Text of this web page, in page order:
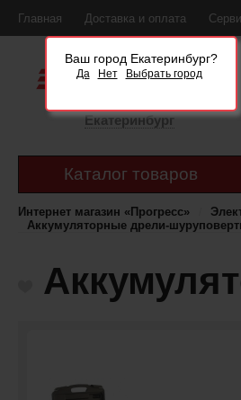
Главная Доставка и оплата
Ваш город Екатеринбург?
Да Нет Выбрать город
Екатеринбург
Каталог товаров
Интернет магазин «Прогресс»
Аккумуляторные дрели-